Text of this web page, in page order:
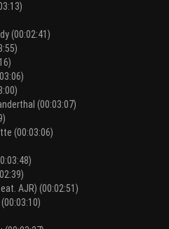
(00:02:41)
(00:03:07)
(00:03:06)
AJR) (00:02:51)